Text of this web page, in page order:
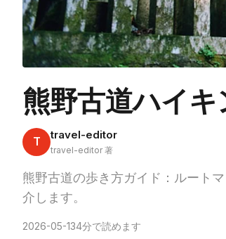
熊野古道ハイ
T travel-editor
travel-editor 著
熊野古道の歩き方ガイド：ルート
介します。
2026-05-134分で読めます